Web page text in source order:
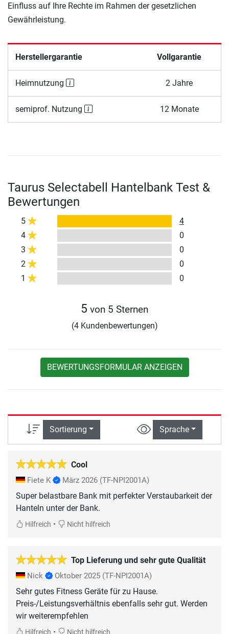
Einfluss auf Ihre Rechte im Rahmen der gesetzlichen
Gewährleistung.
Herstellergarantie Vollgarantie
Heimnutzung 2 Jahre
semiprof. Nutzung 12 Monate
Taurus Selectabell Hantelbank Test &
Bewertungen
5
4
4
0
3
0
2
0
1
0
5 von 5 Sternen
(4 Kundenbewertungen)
BEWERTUNGSFORMULAR ANZEIGEN
Sortierung Sprache
Cool
Fiete K März 2026 (TF-NPI2001A)
Super belastbare Bank mit perfekter Verstaubarkeit der
Hanteln unter der Bank.
Hilfreich • Nicht hilfreich
Top Lieferung und sehr gute Qualität
Nick Oktober 2025 (TF-NPI2001A)
Sehr gutes Fitness Geräte für zu Hause.
Preis-/Leistungsverhältnis ebenfalls sehr gut. Werden
wir weiterempfehlen